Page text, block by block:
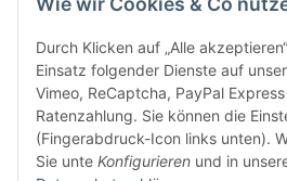
Bitte senden Sie mir entsprechend Ihrer
Durch Klicken auf „Alle
Einsatz folgender Dienste auf
Vimeo, ReCaptcha, PayPal
Ratenzahlung. Sie können die
(Fingerabdruck-Icon links unten).
Sie unte Konfigurieren und in